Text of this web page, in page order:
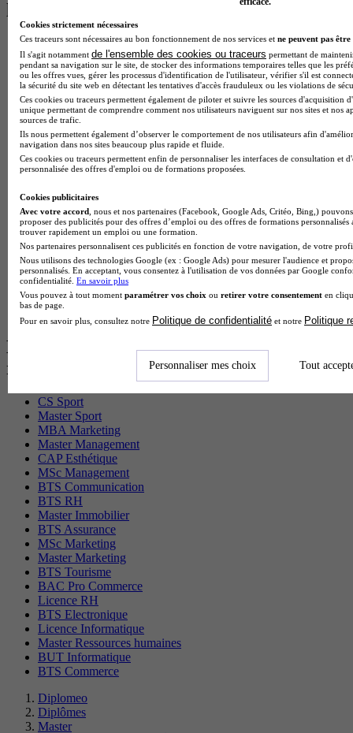
les plus recherchés
BTS Esf en alternance
BTS Dietetique en alternance
BTS Mco en alternance
BTS Pi en alternance
BTS Sp3s en alternance
Master CCA en alternance
BTS Ndrc en alternance
BTS Sam en alternance
Cap Fleuriste en alternance
BTS Sio en alternance
BTS Gpme en alternance
Cap Electricien en alternance
BTS Gpn en alternance
BTS Domotique en alternance
BAC Pro Agora en alternance
BTS Sta en alternance
BTS Iris en alternance
BTS Tpl en alternance
BTS Ati en alternance
Les diplômes par filière les plus
recherchés
CS Sport
Master Sport
MBA Marketing
Master Management
CAP Esthétique
MSc Management
BTS Communication
BTS RH
Master Immobilier
BTS Assurance
MSc Marketing
Master Marketing
BTS Tourisme
BAC Pro Commerce
Licence RH
BTS Electronique
Licence Informatique
Master Ressources humaines
BUT Informatique
BTS Commerce
Diplomeo
Diplômes
Master
Cookies strictement nécessaires
Ces traceurs sont nécessaires au bon fonctionnement de nos services et ne peuvent pas être
Il s'agit notamment de l'ensemble des cookies ou traceurs permettant de
pendant sa navigation sur le site, de stocker des informations temporaires telles que les
ou les offres vues, gérer les processus d'identification de l'utilisateur, vérifier s'il est
la sécurité du site web en détectant les tentatives d'accès frauduleux ou les violations de
Ces cookies ou traceurs permettent également de piloter et suivre les sources d'acquisition
unique permettant de comprendre comment nos utilisateurs naviguent sur nos sites et nos
sources de trafic.
Ils nous permettent également d’observer le comportement de nos utilisateurs afin
navigation dans nos sites beaucoup plus rapide et fluide.
Ces cookies ou traceurs permettent enfin de personnaliser les interfaces de consultation et
personnalisée des offres d'emploi ou de formations proposées.
Cookies publicitaires
Avec votre accord , nous et nos partenaires (Facebook, Google Ads, Critéo, Bing,)
proposer des publicités pour des offres d’emploi ou des offres de formations
trouver rapidement un emploi ou une formation.
Nos partenaires personnalisent ces publicités en fonction de votre navigation, de votre
Nous utilisons des technologies Google (ex : Google Ads) pour mesurer l'audience et
personnalisés. En acceptant, vous consentez à l'utilisation de vos données par Google
confidentialité. En savoir plus
Vous pouvez à tout moment paramétrer vos choix ou retirer votre consentement en
bas de page.
Pour en savoir plus, consultez notre Politique de confidentialité et notre Politique
Personnaliser mes choix Tout